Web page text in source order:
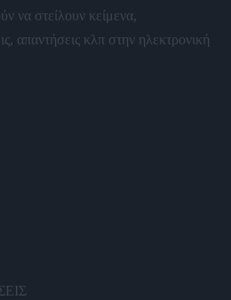
να στείλουν κείμενα,
απαντήσεις κλπ στην ηλεκτρονική